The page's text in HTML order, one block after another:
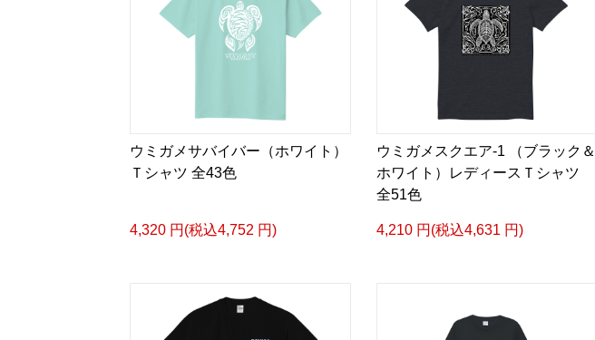
ウミガメサバイバー（ホワイト）
Ｔシャツ 全43色
4,320 円(税込4,752 円)
ウミガメスクエア-1 （ブラック＆
ホワイト）レディースＴシャツ
全51色
4,210 円(税込4,631 円)